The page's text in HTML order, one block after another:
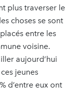
plus traverser le
choses se sont
entre les
voisine.
aujourd’hui
jeunes
d’entre eux ont